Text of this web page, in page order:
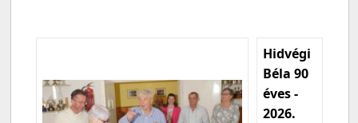
Hidvégi
Béla 90
éves -
2026.